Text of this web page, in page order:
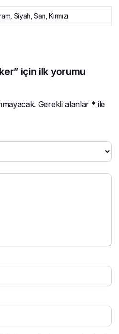
Siyah, Sarı, Kırmızı
için ilk yorumu
Gerekli alanlar * ile